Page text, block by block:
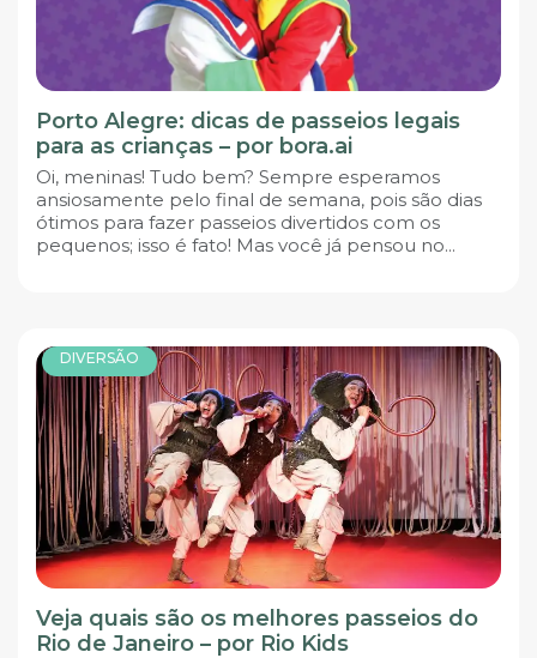
Porto Alegre: dicas de passeios legais
para as crianças – por bora.ai
Oi, meninas! Tudo bem? Sempre esperamos
ansiosamente pelo final de semana, pois são dias
ótimos para fazer passeios divertidos com os
pequenos; isso é fato! Mas você já pensou no...
DIVERSÃO
Veja quais são os melhores passeios do
Rio de Janeiro – por Rio Kids